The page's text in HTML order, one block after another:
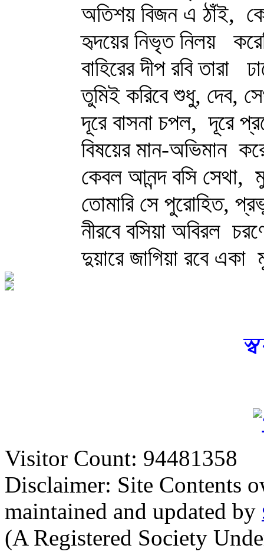
অতিশয় বিজন এ ঠাঁই,
হৃদয়ের নিভৃত নিলয়
বাহিরের দীপ রবি তারা
তুমিই করিবে শুধু, দেব,
দূরে বাসনা চপল, দূরে
বিষয়ের মান-অভিমান
কেবল আনন্দ বসি সেথা,
তোমারি সে পুরোহিত,
নীরবে বসিয়া অবিরল
দুয়ারে জাগিয়া রবে একা
Visitor Count: 94481358
Disclaimer: Site Contents
maintained and updated by
(A Registered Society